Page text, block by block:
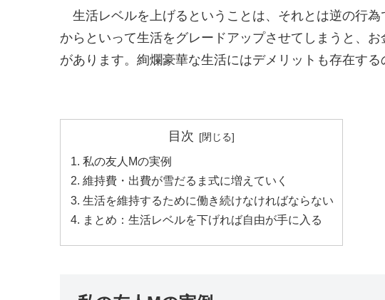
生活レベルを上げるということは、それとは逆の行
からといって生活をグレードアップさせてしまうと、
があります。絢爛豪華な生活にはデメリットも存在する
目次
私の友人Mの実例
維持費・出費が雪だるま式に増えていく
生活を維持するために働き続けなければならない
まとめ：生活レベルを下げれば自由が手に入る